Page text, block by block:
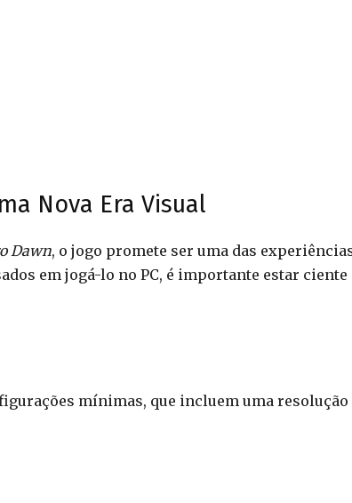
Nova Era Visual
Dawn, o jogo promete ser uma das
em jogá-lo no PC, é importante estar ciente
mínimas, que incluem uma resolução